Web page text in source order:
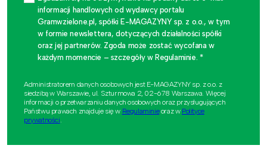
informacji handlowych od wydawcy portalu
Gramwzielone.pl, spółki E-MAGAZYNY sp. z o.o., w tym
w formie newslettera, dotyczących działalności spółki
oraz jej partnerów. Zgoda może zostać wycofana w
każdym momencie – szczegóły w Regulaminie. *
Administratorem danych osobowych jest E-MAGAZYNY sp. z o.o. z
siedzibą w Warszawie, ul. Szturmowa 2, 02-678 Warszawa. Więcej
informacji o przetwarzaniu danych osobowych oraz przysługujących
Państwu prawach znajduje się w Regulaminieoraz w Polityce
prywatności.